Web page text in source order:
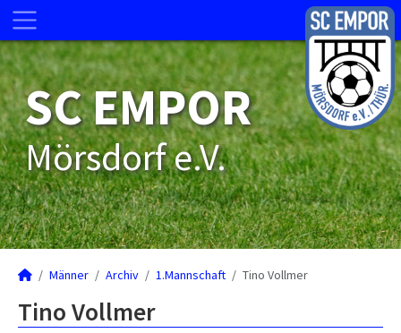
SC EMPOR
Mörsdorf e.V.
Männer Archiv 1.Mannschaft Tino Vollmer
Tino Vollmer